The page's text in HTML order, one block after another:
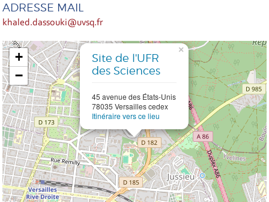
ADRESSE MAIL
khaled.dassouki@uvsq.fr
Site de l'UFR
des Sciences
45 avenue des États-Unis
78035 Versailles cedex
Itinéraire vers ce lieu
×
+
−